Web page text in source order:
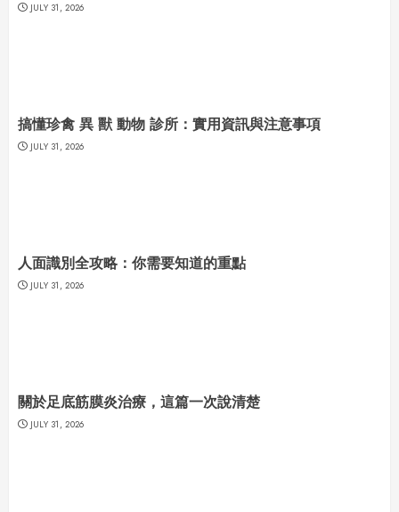
JULY 31, 2026
搞懂珍禽 異 獸 動物 診所：實用資訊與注意事項
JULY 31, 2026
人面識別全攻略：你需要知道的重點
JULY 31, 2026
關於足底筋膜炎治療，這篇一次說清楚
JULY 31, 2026